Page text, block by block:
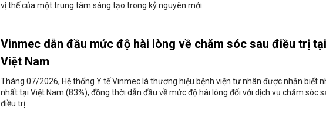
vị thế của một trung tâm sáng tạo trong kỷ nguyên mới.
Vinmec dẫn đầu mức độ hài lòng về chăm sóc sau điều trị tại
Việt Nam
Tháng 07/2026, Hệ thống Y tế Vinmec là thương hiệu bệnh viện tư nhân được nhận biết
nhất tại Việt Nam (83%), đồng thời dẫn đầu về mức độ hài lòng đối với dịch vụ chăm sóc
điều trị.